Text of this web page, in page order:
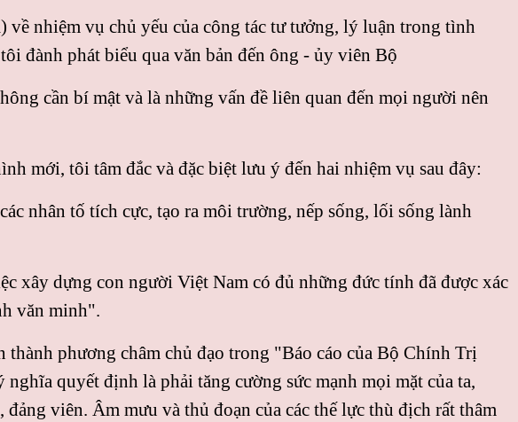
nhiệm vụ chủ yếu của công tác tư tưởng, lý luận trong tình
đành phát biểu qua văn bản đến ông - ủy viên Bộ
cần bí mật và là những vấn đề liên quan đến mọi người nên
mới, tôi tâm đắc và đặc biệt lưu ý đến hai nhiệm vụ sau đây:
nhân tố tích cực, tạo ra môi trường, nếp sống, lối sống lành
xây dựng con người Việt Nam có đủ những đức tính đã được xác
văn minh".
phương châm chủ đạo trong "Báo cáo của Bộ Chính Trị
quyết định là phải tăng cường sức mạnh mọi mặt của ta,
viên. Âm mưu và thủ đoạn của các thế lực thù địch rất thâm